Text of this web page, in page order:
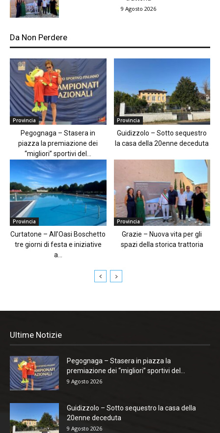
9 Agosto 2026
Da Non Perdere
Provincia
Pegognaga – Stasera in
piazza la premiazione dei
“migliori” sportivi del...
Provincia
Guidizzolo – Sotto sequestro
la casa della 20enne deceduta
Provincia
Curtatone – All’Oasi Boschetto
tre giorni di festa e iniziative
a...
Provincia
Grazie – Nuova vita per gli
spazi della storica trattoria
Ultime Notizie
Pegognaga – Stasera in piazza la
premiazione dei “migliori” sportivi del...
9 Agosto 2026
Guidizzolo – Sotto sequestro la casa della
20enne deceduta
9 Agosto 2026